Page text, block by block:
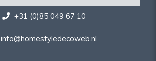
+31 (0)85 049 67 10
info@homestyledecoweb.nl